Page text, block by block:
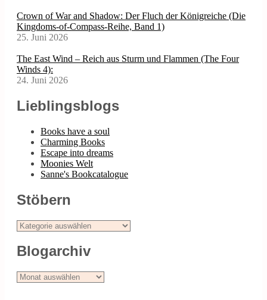
Crown of War and Shadow: Der Fluch der Königreiche (Die
Kingdoms-of-Compass-Reihe, Band 1)
25. Juni 2026
The East Wind – Reich aus Sturm und Flammen (The Four
Winds 4):
24. Juni 2026
Lieblingsblogs
Books have a soul
Charming Books
Escape into dreams
Moonies Welt
Sanne's Bookcatalogue
Stöbern
Stöbern
Blogarchiv
Blogarchiv